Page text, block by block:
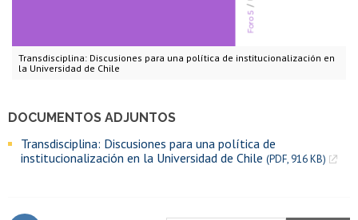
Transdisciplina: Discusiones para una política de institucionalización en
la Universidad de Chile
DOCUMENTOS ADJUNTOS
Transdisciplina: Discusiones para una política de
institucionalización en la Universidad de Chile (PDF, 916 KB)